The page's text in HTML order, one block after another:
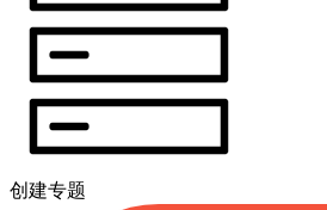
创建专题